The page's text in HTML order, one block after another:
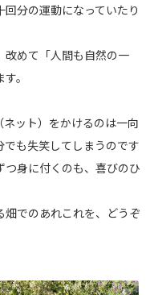
分の運動になっていたり
改めて「人間も自然の一
。
ット）をかけるのは一向
も失笑してしまうのです
身に付くのも、喜びのひ
でのあれこれを、どうぞ